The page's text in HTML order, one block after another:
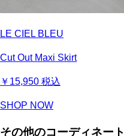
LE CIEL BLEU
Cut Out Maxi Skirt
￥15,950 税込
SHOP NOW
その他のコーディネート